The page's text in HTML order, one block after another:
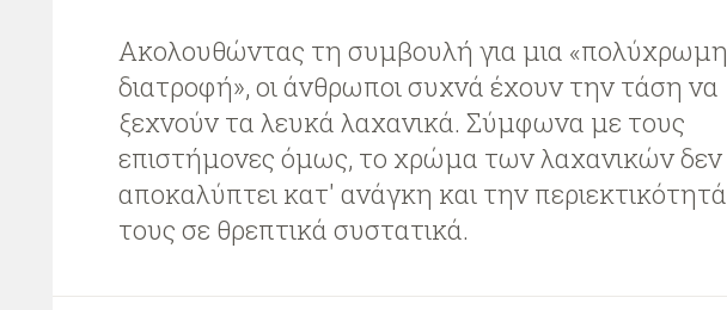
Ακολουθώντας τη συμβουλή για μια «πολύχρωμη
διατροφή», οι άνθρωποι συχνά έχουν την τάση να
ξεχνούν τα λευκά λαχανικά. Σύμφωνα με τους
επιστήμονες όμως, το χρώμα των λαχανικών δεν
αποκαλύπτει κατ' ανάγκη και την περιεκτικότητά
τους σε θρεπτικά συστατικά.